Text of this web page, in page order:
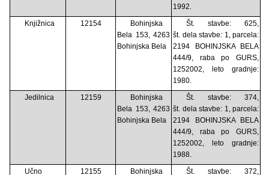
1992.
Knjižnica
12154
Bohinjska
Bela 153, 4263
Bohinjska Bela
Št. stavbe: 625,
št. dela stavbe: 1, parcela:
2194 BOHINJSKA BELA
444/9, raba po GURS,
1252002, leto gradnje:
1980.
Jedilnica
12159
Bohinjska
Bela 153, 4263
Bohinjska Bela
Št. stavbe: 374,
št. dela stavbe: 1, parcela:
2194 BOHINJSKA BELA
444/9, raba po GURS,
1252002, leto gradnje:
1988.
Učno
12155 Bohinjska Št. stavbe: 372,